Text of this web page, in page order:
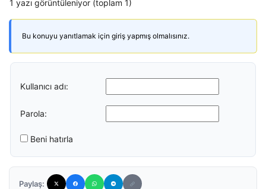
1 yazı görüntüleniyor (toplam 1)
Bu konuyu yanıtlamak için giriş yapmış olmalısınız.
Kullanıcı adı:
Parola:
Beni hatırla
Paylaş: